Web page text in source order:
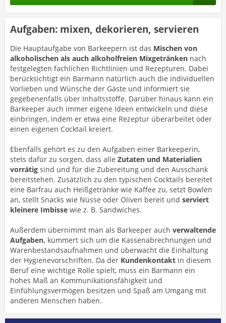
Aufgaben: mixen, dekorieren, servieren
Die Hauptaufgabe von Barkeepern ist das Mischen von
alkoholischen als auch alkoholfreien Mixgetränken nach
festgelegten fachlichen Richtlinien und Rezepturen. Dabei
berücksichtigt ein Barmann natürlich auch die individuellen
Vorlieben und Wünsche der Gäste und informiert sie
gegebenenfalls über Inhaltsstoffe. Darüber hinaus kann ein
Barkeeper auch immer eigene Ideen entwickeln und diese
einbringen, indem er etwa eine Rezeptur überarbeitet oder
einen eigenen Cocktail kreiert.
Ebenfalls gehört es zu den Aufgaben einer Barkeeperin,
stets dafür zu sorgen, dass alle Zutaten und Materialien
vorrätig sind und für die Zubereitung und den Ausschank
bereitstehen. Zusätzlich zu den typischen Cocktails bereitet
eine Barfrau auch Heißgetränke wie Kaffee zu, setzt Bowlen
an, stellt Snacks wie Nüsse oder Oliven bereit und serviert
kleinere Imbisse wie z. B. Sandwiches.
Außerdem übernimmt man als Barkeeper auch verwaltende
Aufgaben, kümmert sich um die Kassenabrechnungen und
Warenbestandsaufnahmen und überwacht die Einhaltung
der Hygienevorschriften. Da der Kundenkontakt in diesem
Beruf eine wichtige Rolle spielt, muss ein Barmann ein
hohes Maß an Kommunikationsfähigkeit und
Einfühlungsvermögen besitzen und Spaß am Umgang mit
anderen Menschen haben.